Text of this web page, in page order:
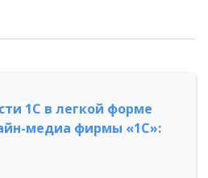
1С в легкой форме
медиа фирмы «1С»: